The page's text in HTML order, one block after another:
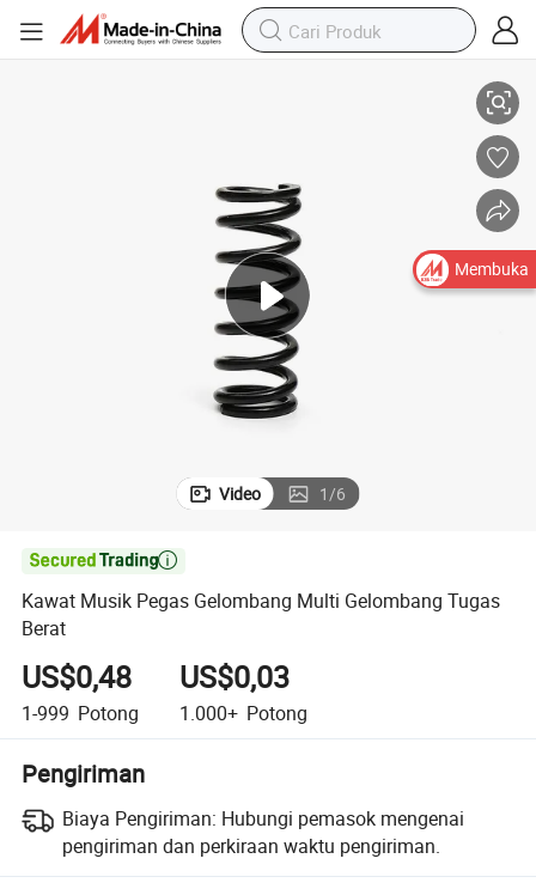
Video 1/6

Kawat Musik Pegas Gelombang Multi Gelombang Tugas
Berat
US$0,48
1-999 Potong
US$0,03
1.000+ Potong
Pengiriman
Biaya Pengiriman: Hubungi pemasok mengenai
pengiriman dan perkiraan waktu pengiriman.
Membuka